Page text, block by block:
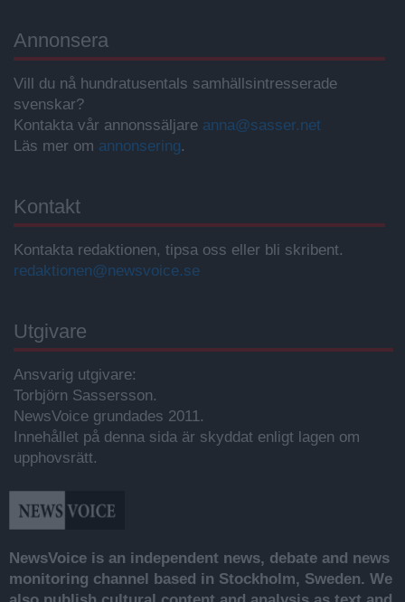
Annonsera
Vill du nå hundratusentals samhällsintresserade
svenskar?
Kontakta vår annonssäljare anna@sasser.net
Läs mer om annonsering.
Kontakt
Kontakta redaktionen, tipsa oss eller bli skribent.
redaktionen@newsvoice.se
Utgivare
Ansvarig utgivare:
Torbjörn Sassersson.
NewsVoice grundades 2011.
Innehållet på denna sida är skyddat enligt lagen om
upphovsrätt.
NewsVoice is an independent news, debate and news
monitoring channel based in Stockholm, Sweden. We